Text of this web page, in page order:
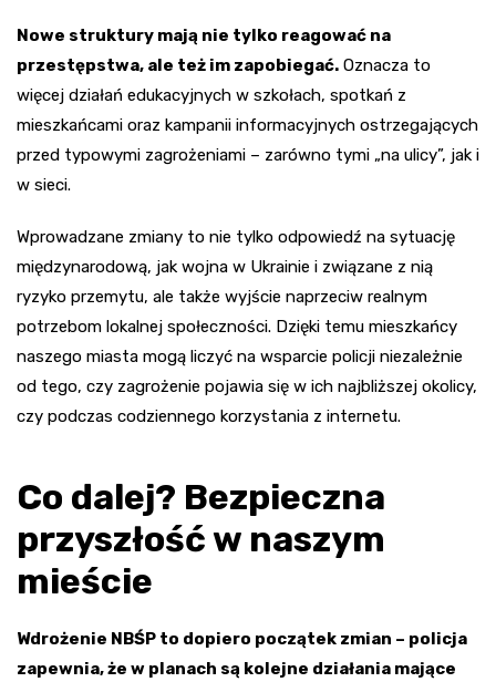
Nowe struktury mają nie tylko reagować na
przestępstwa, ale też im zapobiegać. Oznacza to
więcej działań edukacyjnych w szkołach, spotkań z
mieszkańcami oraz kampanii informacyjnych ostrzegających
przed typowymi zagrożeniami – zarówno tymi „na ulicy”, jak i
w sieci.
Wprowadzane zmiany to nie tylko odpowiedź na sytuację
międzynarodową, jak wojna w Ukrainie i związane z nią
ryzyko przemytu, ale także wyjście naprzeciw realnym
potrzebom lokalnej społeczności. Dzięki temu mieszkańcy
naszego miasta mogą liczyć na wsparcie policji niezależnie
od tego, czy zagrożenie pojawia się w ich najbliższej okolicy,
czy podczas codziennego korzystania z internetu.
Co dalej? Bezpieczna
przyszłość w naszym
mieście
Wdrożenie NBŚP to dopiero początek zmian – policja
zapewnia, że w planach są kolejne działania mające